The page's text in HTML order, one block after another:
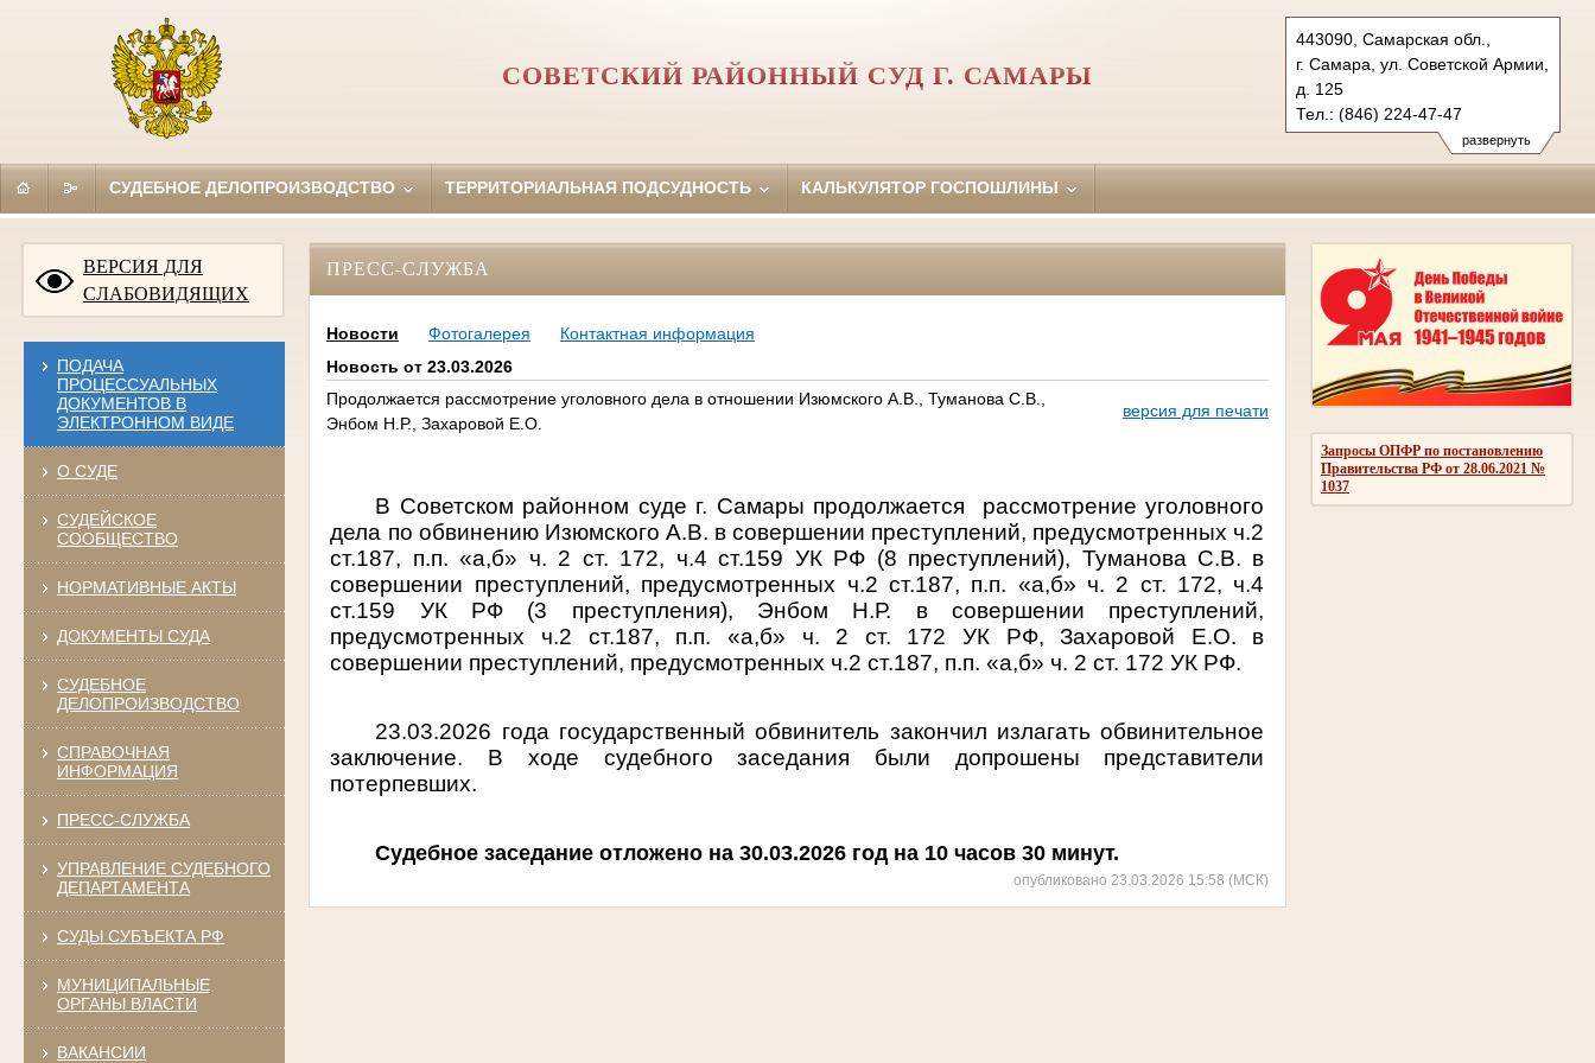
развернуть
443090, Самарская обл.,
г. Самара, ул. Советской Армии,
д. 125
Тел.: (846) 224-47-47
sovetsky.sam@sudrf.ru
СОВЕТСКИЙ РАЙОННЫЙ СУД Г. САМАРЫ
СУДЕБНОЕ ДЕЛОПРОИЗВОДСТВО ТЕРРИТОРИАЛЬНАЯ ПОДСУДНОСТЬ КАЛЬКУЛЯТОР ГОСПОШЛИНЫ
ВЕРСИЯ ДЛЯ
СЛАБОВИДЯЩИХ
ПОДАЧА
ПРОЦЕССУАЛЬНЫХ
ДОКУМЕНТОВ В
ЭЛЕКТРОННОМ ВИДЕ
О СУДЕ
СУДЕЙСКОЕ
СООБЩЕСТВО
НОРМАТИВНЫЕ АКТЫ
ДОКУМЕНТЫ СУДА
СУДЕБНОЕ
ДЕЛОПРОИЗВОДСТВО
СПРАВОЧНАЯ
ИНФОРМАЦИЯ
ПРЕСС-СЛУЖБА
УПРАВЛЕНИЕ СУДЕБНОГО
ДЕПАРТАМЕНТА
СУДЫ СУБЪЕКТА РФ
МУНИЦИПАЛЬНЫЕ
ОРГАНЫ ВЛАСТИ
ВАКАНСИИ
Запросы ОПФР по постановлению
Правительства РФ от 28.06.2021 №
1037
ПРЕСС-СЛУЖБА
Новости Фотогалерея
Контактная информация
Новость от 23.03.2026
Продолжается рассмотрение уголовного дела в отношении Изюмского А.В., Туманова С.В.,
Энбом Н.Р., Захаровой Е.О.
версия для печати
В Советском районном суде г. Самары продолжается рассмотрение уголовного
дела по обвинению Изюмского А.В. в совершении преступлений, предусмотренных ч.2
ст.187, п.п. «а,б» ч. 2 ст. 172, ч.4 ст.159 УК РФ (8 преступлений), Туманова С.В. в
совершении преступлений, предусмотренных ч.2 ст.187, п.п. «а,б» ч. 2 ст. 172, ч.4
ст.159 УК РФ (3 преступления), Энбом Н.Р. в совершении преступлений,
предусмотренных ч.2 ст.187, п.п. «а,б» ч. 2 ст. 172 УК РФ, Захаровой Е.О. в
совершении преступлений, предусмотренных ч.2 ст.187, п.п. «а,б» ч. 2 ст. 172 УК РФ.
23.03.2026 года государственный обвинитель закончил излагать обвинительное
заключение. В ходе судебного заседания были допрошены представители
потерпевших.
Судебное заседание отложено на 30.03.2026 год на 10 часов 30 минут.
опубликовано 23.03.2026 15:58 (МСК)